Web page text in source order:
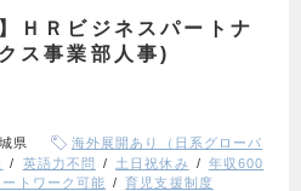
ＨＲビジネスパートナ
ス事業部人事)
県
海外展開あり（日系グローバ
英語力不問 土日祝休み
年収600
ートワーク可能 育児支援制度